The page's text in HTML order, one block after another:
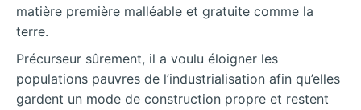
matière première malléable et gratuite comme la
terre.
Précurseur sûrement, il a voulu éloigner les
populations pauvres de l’industrialisation afin qu’elles
gardent un mode de construction propre et restent